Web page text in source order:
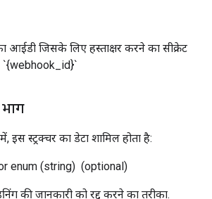
जिसके लिए हस्ताक्षर करने का सीक्रेट
`{webhook_id}`
स्ट्रक्चर का डेटा शामिल होता है:
enum (string) (optional)
की जानकारी को रद्द करने का तरीका.